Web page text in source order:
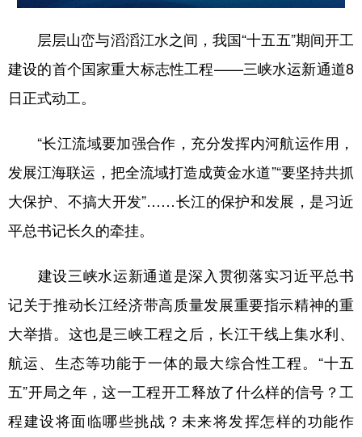
广东 广西 海南 重庆
四川 贵州 云南 西藏
陕西 甘肃 青海 宁夏
新疆
多语种频道
English Español Français عربى
Русский язык
Deutsch Português
层层山峦与滔滔江水之间，我国“十五五”期间开工
建设的首个国家重大标志性工程——三峡水运新通道8
日正式动工。
“长江流域要加强合作，充分发挥内河航运作用，
发展江海联运，把全流域打造成黄金水道”“要坚持共抓
大保护、不搞大开发”……长江的保护和发展，是习近
平总书记长久的牵挂。
建设三峡水运新通道是深入贯彻落实习近平总书
记关于推动长江经济带高质量发展重要指示精神的重
大举措。这也是三峡工程之后，长江干线上集水利、
航运、生态等功能于一体的最大综合性工程。“十五
五”开局之年，这一工程开工释放了什么样的信号？工
程建设将面临哪些挑战？未来将发挥怎样的功能作